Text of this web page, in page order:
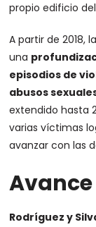
propio edificio
A partir de 2018,
una
episodios de
abusos
extendido hasta
varias víctimas
avanzar con las
Rodríguez y